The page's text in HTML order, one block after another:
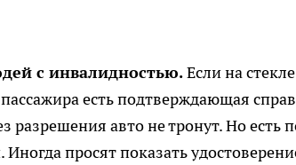
с инвалидностью.Если на
есть подтверждающая
разрешения авто не тронут. Но есть
просят показать